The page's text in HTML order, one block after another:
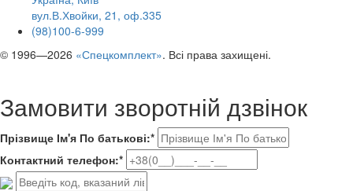
вул.В.Хвойки, 21, оф.335
(98)100-6-999
© 1996—2026 «Спецкомплект». Всі права захищені.
Замовити зворотній дзвінок
Прізвище Ім'я По батькові:*
Контактний телефон:*